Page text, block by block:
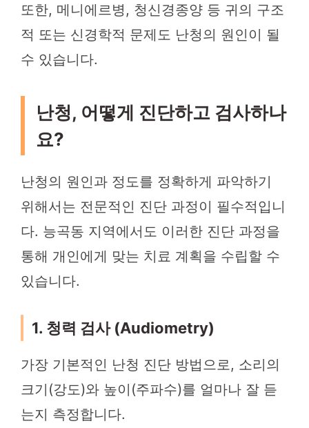
또한, 메니에르병, 청신경종양 등 귀의 구조
적 또는 신경학적 문제도 난청의 원인이 될
수 있습니다.
난청, 어떻게 진단하고 검사하나
요?
난청의 원인과 정도를 정확하게 파악하기
위해서는 전문적인 진단 과정이 필수적입니
다. 능곡동 지역에서도 이러한 진단 과정을
통해 개인에게 맞는 치료 계획을 수립할 수
있습니다.
1. 청력 검사 (Audiometry)
가장 기본적인 난청 진단 방법으로, 소리의
크기(강도)와 높이(주파수)를 얼마나 잘 듣
는지 측정합니다.